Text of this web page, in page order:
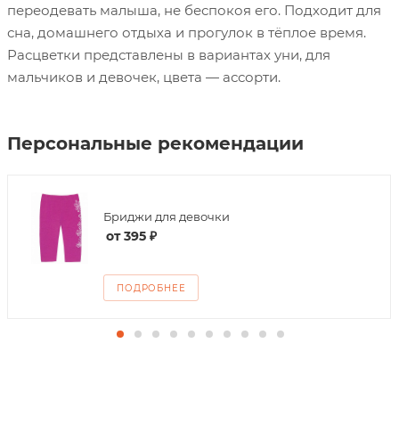
переодевать малыша, не беспокоя его. Подходит для
сна, домашнего отдыха и прогулок в тёплое время.
Расцветки представлены в вариантах уни, для
мальчиков и девочек, цвета — ассорти.
Персональные рекомендации
Бриджи для девочки
от395 ₽
ПОДРОБНЕЕ